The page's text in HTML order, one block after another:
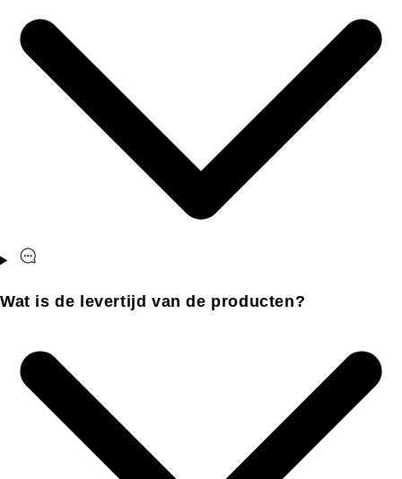
Wat is de levertijd van de producten?